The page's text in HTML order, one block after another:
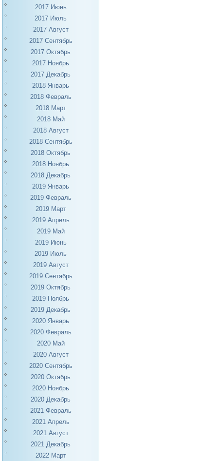
2017 Июнь
2017 Июль
2017 Август
2017 Сентябрь
2017 Октябрь
2017 Ноябрь
2017 Декабрь
2018 Январь
2018 Февраль
2018 Март
2018 Май
2018 Август
2018 Сентябрь
2018 Октябрь
2018 Ноябрь
2018 Декабрь
2019 Январь
2019 Февраль
2019 Март
2019 Апрель
2019 Май
2019 Июнь
2019 Июль
2019 Август
2019 Сентябрь
2019 Октябрь
2019 Ноябрь
2019 Декабрь
2020 Январь
2020 Февраль
2020 Май
2020 Август
2020 Сентябрь
2020 Октябрь
2020 Ноябрь
2020 Декабрь
2021 Февраль
2021 Апрель
2021 Август
2021 Декабрь
2022 Март